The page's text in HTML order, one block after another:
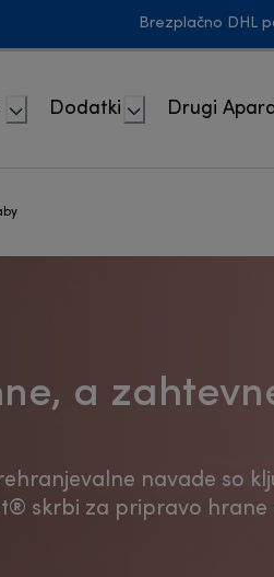
Brezplačno DHL
Dodatki Drugi
​​a
navade so
skrbi za pripravo hrane